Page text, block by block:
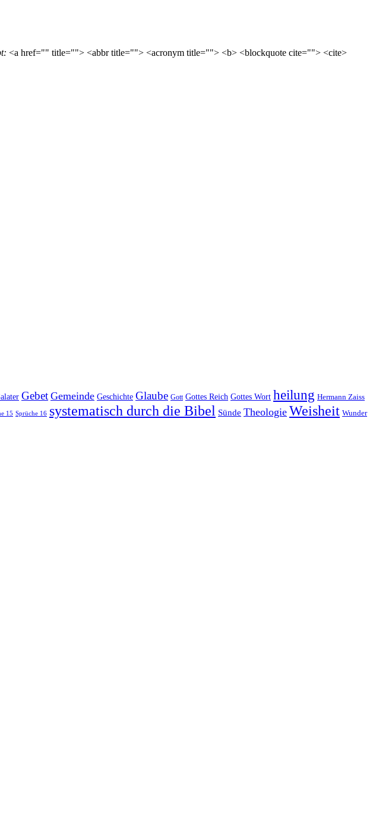
<a href="" title=""> <abbr title=""> <acronym title=""> <b> <blockquote cite=""> <cite>
Gebet Gemeinde Geschichte Glaube Gott Gottes Reich Gottes Wort heilung Hermann Zaiss
15 Sprüche 16 systematisch durch die Bibel Sünde Theologie Weisheit Wunder